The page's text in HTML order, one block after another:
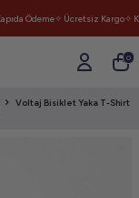
Ödeme✧ Ücretsiz Kargo✧
0
Voltaj Bisiklet Yaka T-Shirt